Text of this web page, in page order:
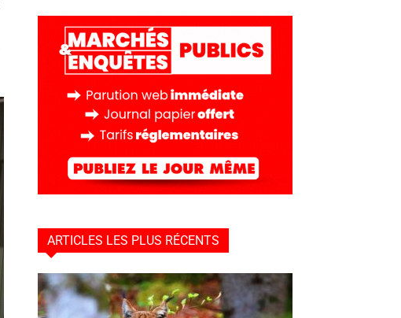
ARTICLES LES PLUS RÉCENTS